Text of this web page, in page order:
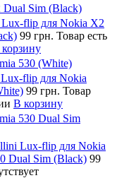
Sim (Black)
flip для Nokia X2
99 грн. Товар есть
530 (White)
flip для Nokia
99 грн. Товар
В корзину
530 Dual Sim
Lux-flip для Nokia
Dual Sim (Black) 99